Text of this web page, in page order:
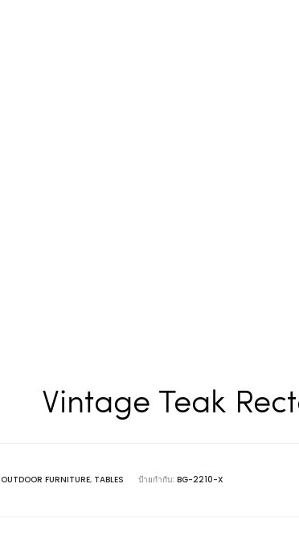
Vintage Teak
OUTDOOR FURNITURE, TABLES ป้ายกำกับ: BG-2210-X